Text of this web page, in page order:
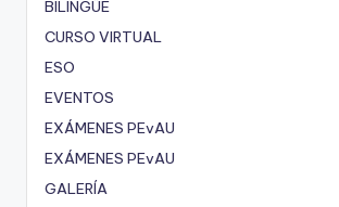
BILINGÜE
CURSO VIRTUAL
ESO
EVENTOS
EXÁMENES PEvAU
EXÁMENES PEvAU
GALERÍA